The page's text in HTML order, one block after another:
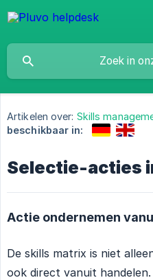
Artikelen over: Skills
beschikbaar in:
Selectie-acties
Actie ondernemen
De skills matrix is niet
ook direct vanuit